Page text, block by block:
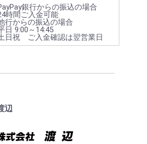
銀行からの振込の場合
時間ご入金可能
行からの振込の場合
日 9:00～14:45
日祝 ご入金確認は翌営業日
辺